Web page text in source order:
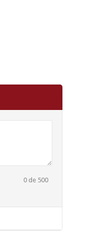
0 de 500